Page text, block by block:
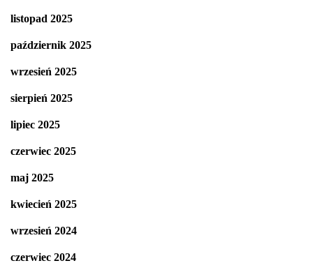
listopad 2025
październik 2025
wrzesień 2025
sierpień 2025
lipiec 2025
czerwiec 2025
maj 2025
kwiecień 2025
wrzesień 2024
czerwiec 2024